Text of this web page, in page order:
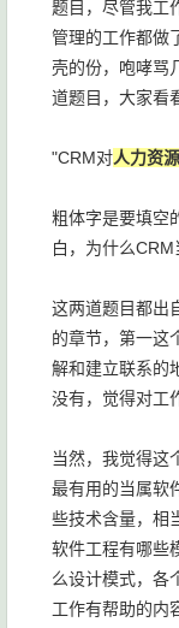
题目，尽管我工
管理的工作都做
壳的份，咆哮
道题目，大家看
"CRM对人力资源
粗体字是要填空
白，为什么
这两道题目都出
的章节，第一这
解和建立联系的
没有，觉得对工
当然，我觉得这
最有用的当属软
些技术含量，相
软件工程有哪些
么设计模式，各
工作有帮助的内